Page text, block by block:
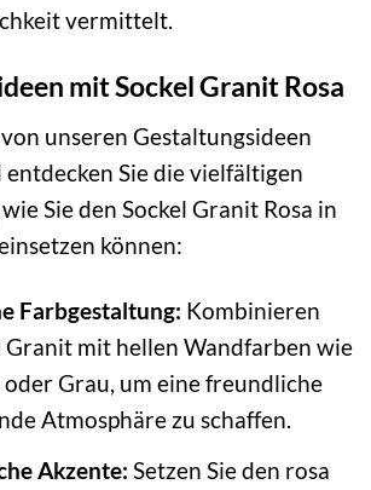
vermittelt.
mit Sockel Granit Rosa
von unseren Gestaltungsideen
Sie die vielfältigen
Sie den Sockel Granit Rosa in
können:
Farbgestaltung: Kombinieren
Granit mit hellen Wandfarben wie
Grau, um eine freundliche
Atmosphäre zu schaffen.
Akzente: Setzen Sie den rosa